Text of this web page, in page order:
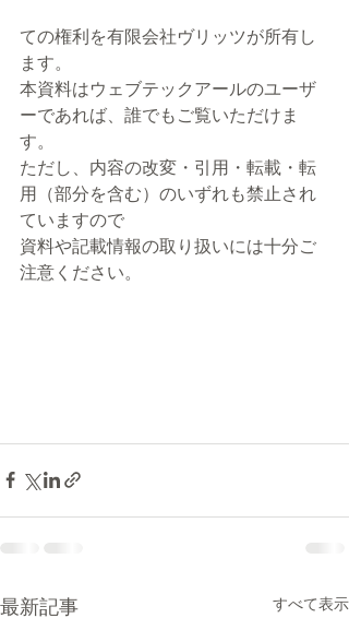
ての権利を有限会社ヴリッツが所有し
ます。
本資料はウェブテックアールのユーザ
ーであれば、誰でもご覧いただけま
す。
ただし、内容の改変・引用・転載・転
用（部分を含む）のいずれも禁止され
ていますので
資料や記載情報の取り扱いには十分ご
注意ください。
最新記事 すべて表示